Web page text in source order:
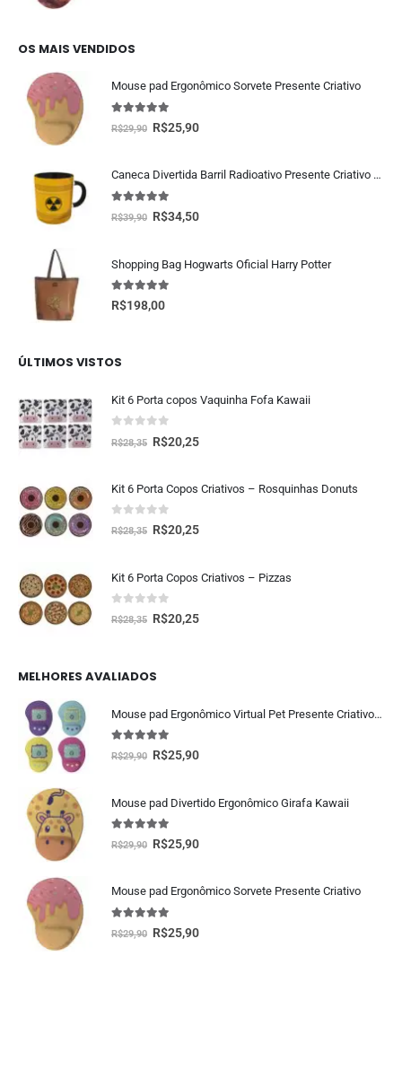
OS MAIS VENDIDOS
Mouse pad Ergonômico Sorvete Presente Criativo
5.00 fora de 5
R$29,90 R$25,90
Caneca Divertida Barril Radioativo Presente Criativo Geek
fora de 5
R$39,90 R$34,50
Shopping Bag Hogwarts Oficial Harry Potter
5.00 fora de 5
R$198,00
ÚLTIMOS VISTOS
Kit 6 Porta copos Vaquinha Fofa Kawaii
fora de 5
R$28,35 R$20,25
Kit 6 Porta Copos Criativos – Rosquinhas Donuts
fora de 5
R$28,35 R$20,25
Kit 6 Porta Copos Criativos – Pizzas
fora de 5
R$28,35 R$20,25
MELHORES AVALIADOS
Mouse pad Ergonômico Virtual Pet Presente Criativo Geek
5.00 fora de 5
R$29,90 R$25,90
Mouse pad Divertido Ergonômico Girafa Kawaii
5.00 fora de 5
R$29,90 R$25,90
Mouse pad Ergonômico Sorvete Presente Criativo
5.00 fora de 5
R$29,90 R$25,90